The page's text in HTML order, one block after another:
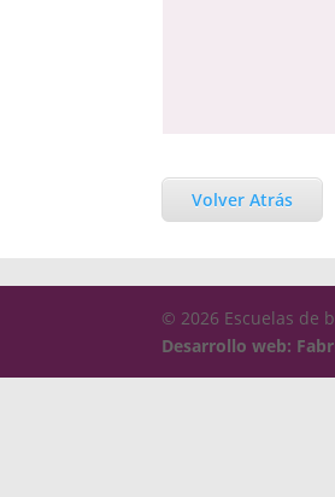
Volver Atrás
© 2026 Escuelas de
Desarrollo web: